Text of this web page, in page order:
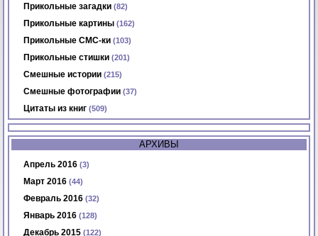
Прикольные загадки (82)
Прикольные картины (162)
Прикольные СМС-ки (103)
Прикольные стишки (201)
Смешные истории (215)
Смешные фотографии (37)
Цитаты из книг (509)
АРХИВЫ
Апрель 2016 (3)
Март 2016 (44)
Февраль 2016 (32)
Январь 2016 (128)
Декабрь 2015 (122)